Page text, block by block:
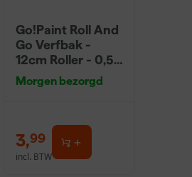
Go!Paint Roll And
Go Verfbak -
12cm Roller - 0,5L
+ 5 Inzetbakken
Morgen bezorgd
3,99
incl. BTW